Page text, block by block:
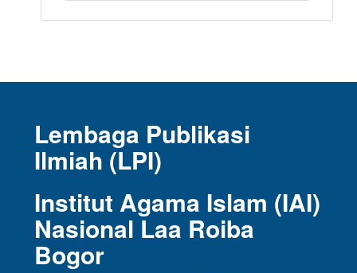
Lembaga Publikasi
Ilmiah (LPI)
Institut Agama Islam (IAI)
Nasional Laa Roiba
Bogor